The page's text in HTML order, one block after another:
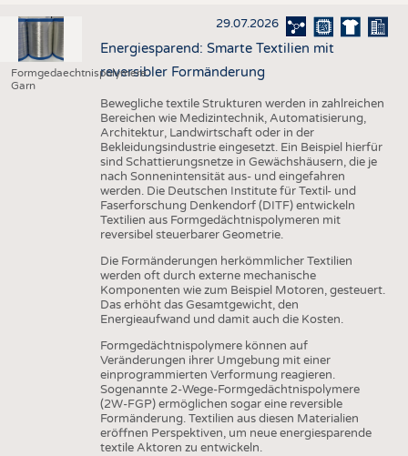
Formgedaechtnispolymere
Garn
29.07.2026
Energiesparend: Smarte Textilien mit
reversibler Formänderung
Bewegliche textile Strukturen werden in zahlreichen
Bereichen wie Medizintechnik, Automatisierung,
Architektur, Landwirtschaft oder in der
Bekleidungsindustrie eingesetzt. Ein Beispiel hierfür
sind Schattierungsnetze in Gewächshäusern, die je
nach Sonnenintensität aus- und eingefahren
werden. Die Deutschen Institute für Textil- und
Faserforschung Denkendorf (DITF) entwickeln
Textilien aus Formgedächtnispolymeren mit
reversibel steuerbarer Geometrie.
Die Formänderungen herkömmlicher Textilien
werden oft durch externe mechanische
Komponenten wie zum Beispiel Motoren, gesteuert.
Das erhöht das Gesamtgewicht, den
Energieaufwand und damit auch die Kosten.
Formgedächtnispolymere können auf
Veränderungen ihrer Umgebung mit einer
einprogrammierten Verformung reagieren.
Sogenannte 2-Wege-Formgedächtnispolymere
(2W-FGP) ermöglichen sogar eine reversible
Formänderung. Textilien aus diesen Materialien
eröffnen Perspektiven, um neue energiesparende
textile Aktoren zu entwickeln.